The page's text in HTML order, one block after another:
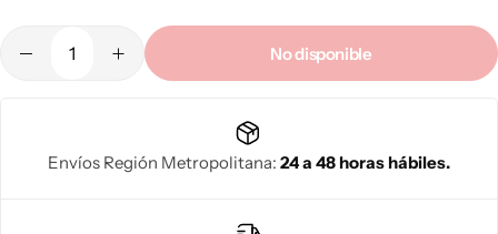
el país. ¡Cotiza con nosotros!
No disponible
Envíos Región Metropolitana: 24 a 48 horas hábiles.